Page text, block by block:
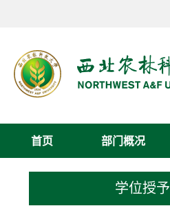
首页 部门概况
学位授予